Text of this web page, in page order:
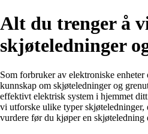
Alt du trenger å
skjøteledninger
Som forbruker av elektroniske
kunnskap om skjøteledninger og
effektivt elektrisk system i hjemmet
vi utforske ulike typer skjøteledninger,
vurdere før du kjøper en skjøteledning